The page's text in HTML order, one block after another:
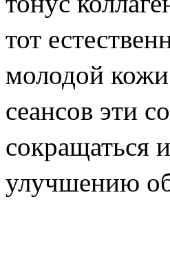
тот
молодой
сеансов эти
сокращаться
улучшению